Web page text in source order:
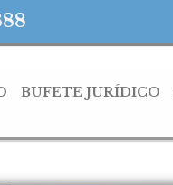
BUFETE JURÍDICO